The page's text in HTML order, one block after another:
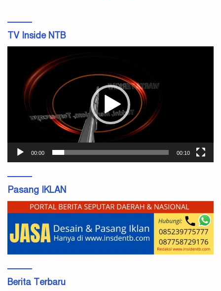
TV Inside NTB
00:00 00:10
Pasang IKLAN
Berita Terbaru